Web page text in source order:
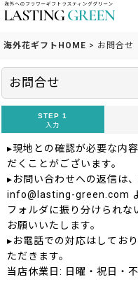
海外花ギフトHOME > お問合せ
お問合せ
STEP 1
入力
▸現地との確認が必要な内
だくことがございます。
▸お問い合わせへの返信
info@lasting-green.com
フォルダに振り分けられな
お願いいたします。
▸お電話での対応はしてお
ただきます。
当店休業日: 日曜・祝日・